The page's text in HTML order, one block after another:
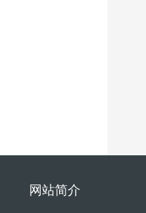
网站简介